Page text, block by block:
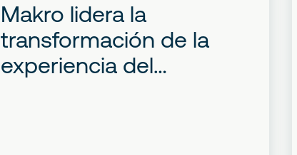
Makro lidera la
transformación de la
experiencia del